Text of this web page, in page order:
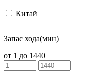
Китай
Запас хода(мин)
от 1 до 1440